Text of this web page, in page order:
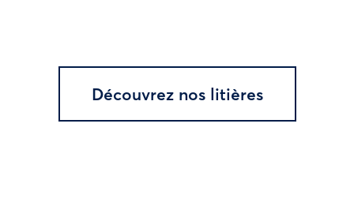
Découvrez nos litières